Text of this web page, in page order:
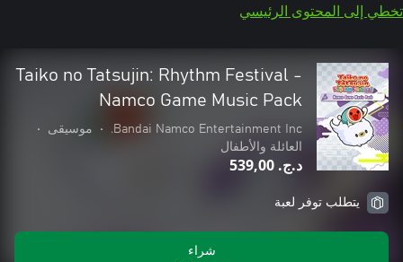
تخطي إلى المحتوى الرئيسي
Taiko no Tatsujin: Rhythm Festival -
Namco Game Music Pack
Bandai Namco Entertainment Inc.
• موسيقى
•
العائلة والأطفال
د.ج.‏ 539,00
يتطلب توفر لعبة
شراء